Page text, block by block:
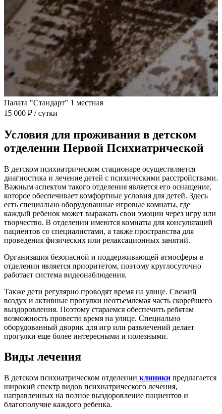
Палата "Стандарт" 1 местная
15 000 ₽ / сутки
Условия для проживания в детском
отделении Первой Психиатрической
В детском психиатрическом стационаре осуществляется
диагностика и лечение детей с психическими расстройствами.
Важным аспектом такого отделения является его оснащение,
которое обеспечивает комфортные условия для детей. Здесь
есть специально оборудованные игровые комнаты, где
каждый ребенок может выражать свои эмоции через игру или
творчество. В отделении имеются комнаты для консультаций
пациентов со специалистами, а также пространства для
проведения физических или релаксационных занятий.
Организация безопасной и поддерживающей атмосферы в
отделении является приоритетом, поэтому круглосуточно
работает система видеонаблюдения.
Также дети регулярно проводят время на улице. Свежий
воздух и активные прогулки неотъемлемая часть скорейшего
выздоровления. Поэтому стараемся обеспечить ребятам
возможность провести время на улице. Специально
оборудованный дворик для игр или развлечений делает
прогулки еще более интересными и полезными.
Виды лечения
В детском психиатрическом отделении клиники предлагается
широкий спектр видов психиатрического лечения,
направленных на полное выздоровление пациентов и
благополучие каждого ребенка.